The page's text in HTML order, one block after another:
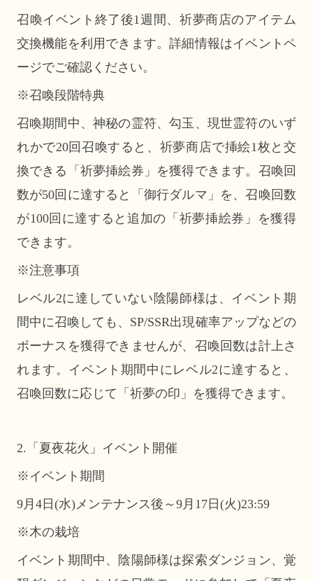
召喚イベント終了後1週間、祈夢商店のアイテム
交換機能を利用できます。詳細情報はイベントペ
ージでご確認ください。
※召喚段階特典
召喚期間中、神秘の霊符、勾玉、現世霊符のいず
れかで20回召喚すると、祈夢商店で挿絵1枚と交
換できる「祈夢挿絵券」を獲得できます。召喚回
数が50回に達すると「御行ダルマ」を、召喚回数
が100回に達すると追加の「祈夢挿絵券」を獲得
できます。
※注意事項
レベル2に達していない陰陽師様は、イベント期
間中に召喚しても、SP/SSR出現確率アップなどの
ボーナスを獲得できませんが、召喚回数は計上さ
れます。イベント期間中にレベル2に達すると、
召喚回数に応じて「祈夢の印」を獲得できます。
2.「 夏夜花火」イベント開催
※イベント期間
9月4日(水)メンテナンス後～9月17日(火)23:59
※木の栽培
イベント期間中、陰陽師様は探索ダンジョン、覚